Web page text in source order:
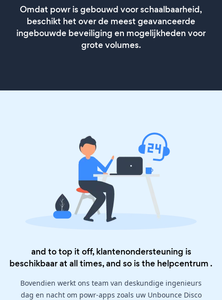
Omdat powr is gebouwd voor schaalbaarheid,
beschikt het over de meest geavanceerde
ingebouwde beveiliging en mogelijkheden voor
grote volumes.
and to top it off, klantenondersteuning is
beschikbaar at all times, and so is the helpcentrum .
Bovendien werkt ons team van deskundige ingenieurs
dag en nacht om powr-apps zoals uw Unbounce Disco